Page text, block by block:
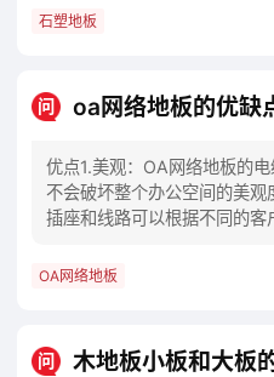
石塑地板
问 oa网络地板的优缺
优点1.美观：OA网络地板的
不会破坏整个办公空间的美
插座和线路可以根据不同的客
OA网络地板
问 木地板小板和大板